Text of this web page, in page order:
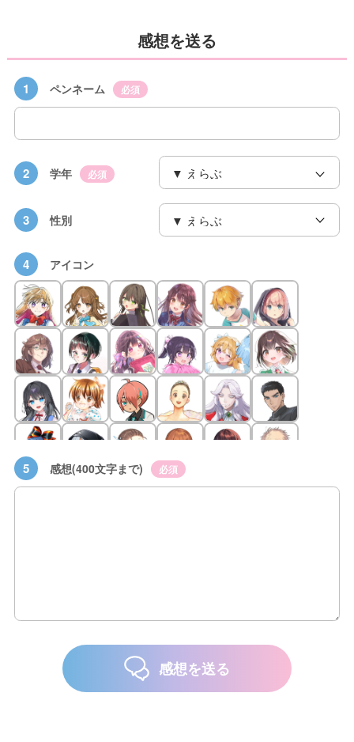
感想を送る
1 ペンネーム 必須
2 学年 必須
3 性別
4 アイコン
5 感想(400文字まで) 必須
感想を送る